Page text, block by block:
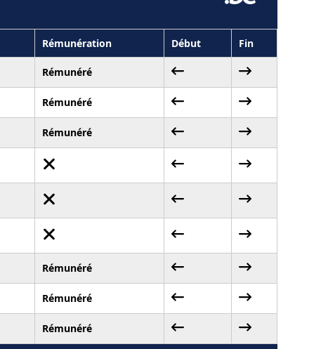
Rémunération Début Fin
Rémunéré
Rémunéré
Rémunéré
Rémunéré
Rémunéré
Rémunéré